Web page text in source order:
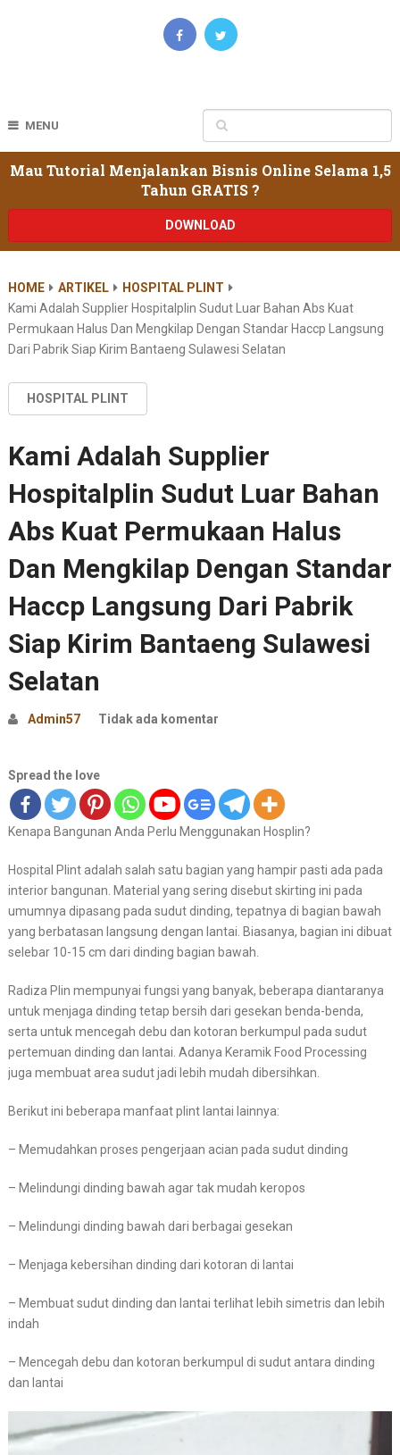
MENU
Mau Tutorial Menjalankan Bisnis Online Selama 1,5
Tahun GRATIS ?
DOWNLOAD
HOME ARTIKEL
HOSPITAL PLINT
Kami Adalah Supplier Hospitalplin Sudut Luar Bahan Abs Kuat
Permukaan Halus Dan Mengkilap Dengan Standar Haccp Langsung
Dari Pabrik Siap Kirim Bantaeng Sulawesi Selatan
HOSPITAL PLINT
Kami Adalah Supplier
Hospitalplin Sudut Luar Bahan
Abs Kuat Permukaan Halus
Dan Mengkilap Dengan Standar
Haccp Langsung Dari Pabrik
Siap Kirim Bantaeng Sulawesi
Selatan
Admin57 Tidak ada komentar
Spread the love
Kenapa Bangunan Anda Perlu Menggunakan Hosplin?
Hospital Plint adalah salah satu bagian yang hampir pasti ada pada
interior bangunan. Material yang sering disebut skirting ini pada
umumnya dipasang pada sudut dinding, tepatnya di bagian bawah
yang berbatasan langsung dengan lantai. Biasanya, bagian ini dibuat
selebar 10-15 cm dari dinding bagian bawah.
Radiza Plin mempunyai fungsi yang banyak, beberapa diantaranya
untuk menjaga dinding tetap bersih dari gesekan benda-benda,
serta untuk mencegah debu dan kotoran berkumpul pada sudut
pertemuan dinding dan lantai. Adanya Keramik Food Processing
juga membuat area sudut jadi lebih mudah dibersihkan.
Berikut ini beberapa manfaat plint lantai lainnya:
– Memudahkan proses pengerjaan acian pada sudut dinding
– Melindungi dinding bawah agar tak mudah keropos
– Melindungi dinding bawah dari berbagai gesekan
– Menjaga kebersihan dinding dari kotoran di lantai
– Membuat sudut dinding dan lantai terlihat lebih simetris dan lebih
indah
– Mencegah debu dan kotoran berkumpul di sudut antara dinding
dan lantai